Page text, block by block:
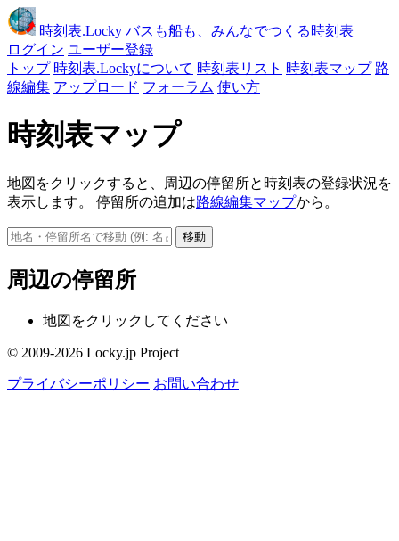
時刻表.Locky バスも船も、みんなでつくる時刻表
ログイン ユーザー登録
トップ 時刻表.Lockyについて 時刻表リスト 時刻表マップ 路
線編集 アップロード フォーラム 使い方
時刻表マップ
地図をクリックすると、周辺の停留所と時刻表の登録状況を
表示します。 停留所の追加は路線編集マップから。
移動
周辺の停留所
地図をクリックしてください
© 2009-2026 Locky.jp Project
プライバシーポリシー お問い合わせ